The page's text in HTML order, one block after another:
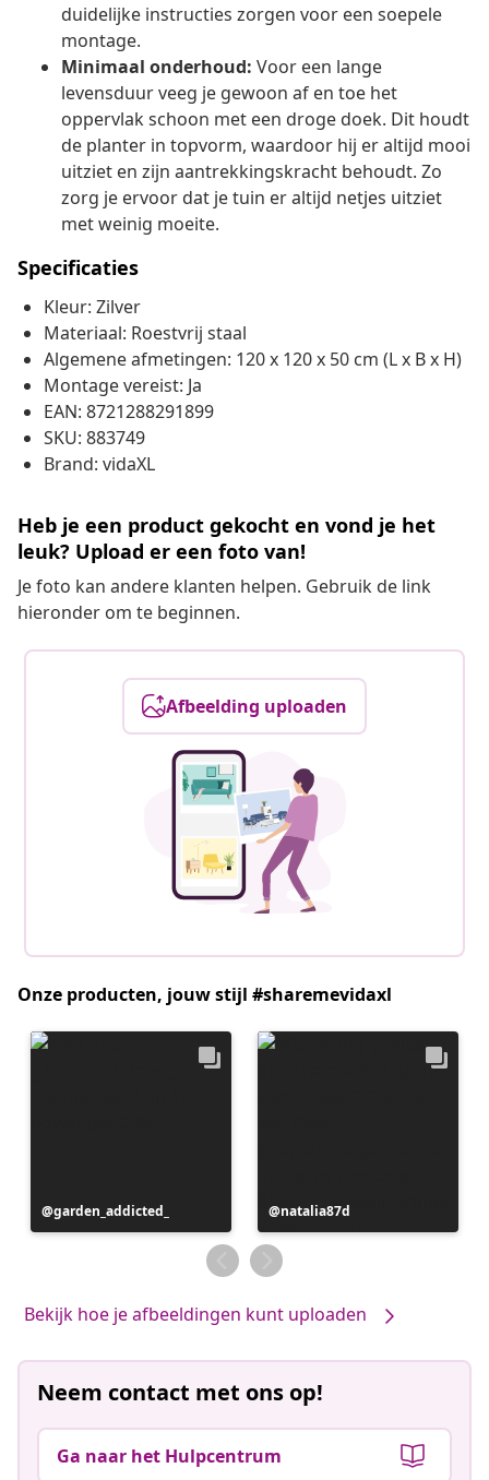
duidelijke instructies zorgen voor een soepele
montage.
Minimaal onderhoud: Voor een lange
levensduur veeg je gewoon af en toe het
oppervlak schoon met een droge doek. Dit houdt
de planter in topvorm, waardoor hij er altijd mooi
uitziet en zijn aantrekkingskracht behoudt. Zo
zorg je ervoor dat je tuin er altijd netjes uitziet
met weinig moeite.
Specificaties
Kleur: Zilver
Materiaal: Roestvrij staal
Algemene afmetingen: 120 x 120 x 50 cm (L x B x H)
Montage vereist: Ja
EAN: 8721288291899
SKU: 883749
Brand: vidaXL
Heb je een product gekocht en vond je het
leuk? Upload er een foto van!
Je foto kan andere klanten helpen. Gebruik de link
hieronder om te beginnen.
Afbeelding uploaden
Onze producten, jouw stijl #sharemevidaxl
Bericht
gepubliceerd
garden_addicted_
Bericht
gepubliceerd
door
natalia87d
Bekijk hoe je afbeeldingen kunt uploaden
Neem contact met ons op!
Ga naar het Hulpcentrum